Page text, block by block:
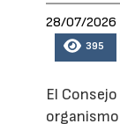
28/07/2026
395
El